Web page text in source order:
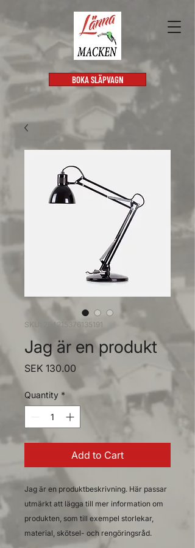
BOKA SLÄPVAGN
SKU: 284215376135191
Jag är en produkt
SEK 130.00
Quantity *
Add to Cart
Jag är en produktbeskrivning. Här passar
utmärkt att lägga till mer information om
produkten, som till exempel storlekar,
material, skötsel- och rengöringsråd.